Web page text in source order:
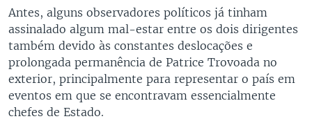
Antes, alguns observadores políticos já tinham
assinalado algum mal-estar entre os dois dirigentes
também devido às constantes deslocações e
prolongada permanência de Patrice Trovoada no
exterior, principalmente para representar o país em
eventos em que se encontravam essencialmente
chefes de Estado.